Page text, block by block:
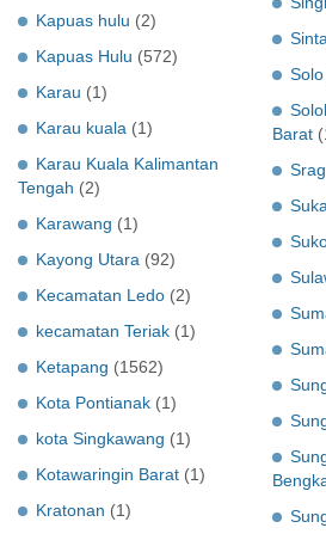
Kapuas hulu (2)
Kapuas Hulu (572)
Karau (1)
Karau kuala (1)
Karau Kuala Kalimantan
Tengah (2)
Karawang (1)
Kayong Utara (92)
Kecamatan Ledo (2)
kecamatan Teriak (1)
Ketapang (1562)
Kota Pontianak (1)
kota Singkawang (1)
Kotawaringin Barat (1)
Kratonan (1)
Solo
Barat